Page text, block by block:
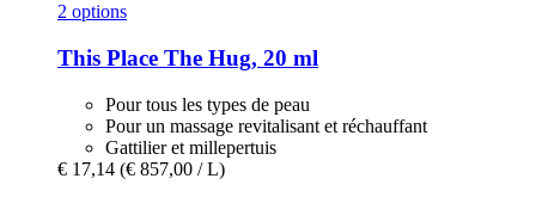
2 options
This Place The Hug, 20 ml
Pour tous les types de peau
Pour un massage revitalisant et réchauffant
Gattilier et millepertuis
€ 17,14 (€ 857,00 / L)